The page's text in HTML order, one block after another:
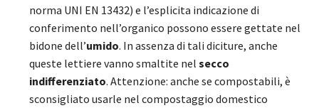
norma UNI EN 13432) e l’esplicita indicazione di
conferimento nell’organico possono essere gettate nel
bidone dell’umido. In assenza di tali diciture, anche
queste lettiere vanno smaltite nel secco
indifferenziato. Attenzione: anche se compostabili, è
sconsigliato usarle nel compostaggio domestico